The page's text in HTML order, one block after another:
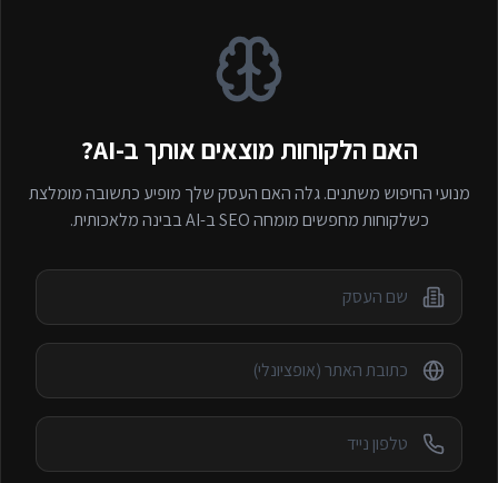
האם הלקוחות מוצאים אותך ב-AI?
מנועי החיפוש משתנים. גלה האם העסק שלך מופיע כתשובה מומלצת
כשלקוחות מחפשיםמומחה SEO ב-AI בבינה מלאכותית.